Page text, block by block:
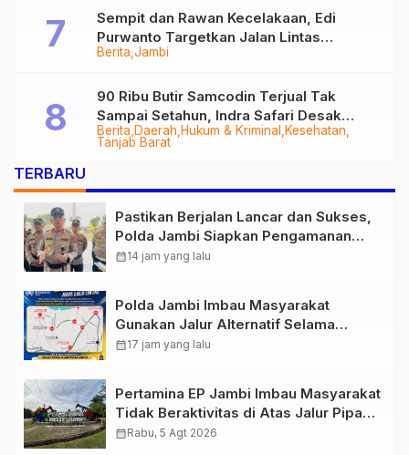
Berita Jambi
Sempit dan Rawan Kecelakaan, Edi
Purwanto Targetkan Jalan Lintas
Tungkal-Jambi Mulus di 2028
Berita Daerah Hukum & Kriminal
Kesehatan
Tanjab Barat
90 Ribu Butir Samcodin Terjual Tak
Sampai Setahun, Indra Safari Desak
Audit Menyeluruh
TERBARU
Pastikan Berjalan Lancar dan Sukses,
Polda Jambi Siapkan Pengamanan
Berlapis untuk 8.750 Pelari, 1.848
calendar_month14 jam yang lalu
Polda Jambi Imbau Masyarakat
Gunakan Jalur Alternatif Selama
Pelaksanaan Presisi Merdeka Run
calendar_month17 jam yang lalu
Pertamina EP Jambi Imbau Masyarakat
Tidak Beraktivitas di Atas Jalur Pipa
Migas Demi Keselamatan Bersama
calendar_monthRabu, 5 Agt 2026